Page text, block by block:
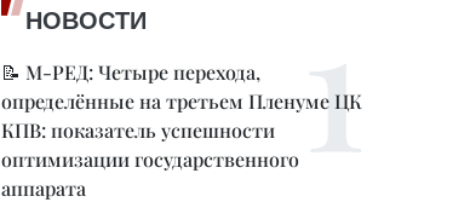
НОВОСТИ
📝 М-РЕД: Четыре перехода,
определённые на третьем Пленуме ЦК
КПВ: показатель успешности
оптимизации государственного
аппарата